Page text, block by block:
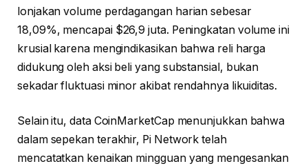
lonjakan volume perdagangan harian sebesar
18,09%, mencapai $26,9 juta. Peningkatan volume ini
krusial karena mengindikasikan bahwa reli harga
didukung oleh aksi beli yang substansial, bukan
sekadar fluktuasi minor akibat rendahnya likuiditas.
Selain itu, data CoinMarketCap menunjukkan bahwa
dalam sepekan terakhir, Pi Network telah
mencatatkan kenaikan mingguan yang mengesankan